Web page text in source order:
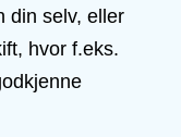
din selv, eller
hvor f.eks.